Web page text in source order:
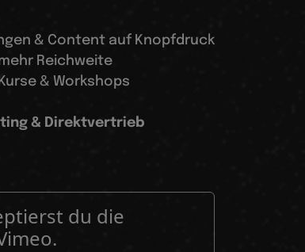
& Content auf Knopfdruck
Reichweite
& Workshops
& Direktvertrieb
du die